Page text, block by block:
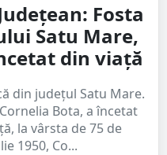
Fosta
Satu Mare,
din viață
din județul Satu Mare.
Bota, a încetat
la vârsta de 75 de
1950, Co...